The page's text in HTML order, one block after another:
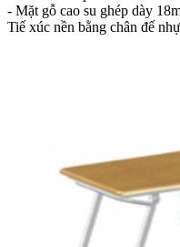
- Mặt gỗ cao su ghép dày
Tiế xúc nền bằng chân đế